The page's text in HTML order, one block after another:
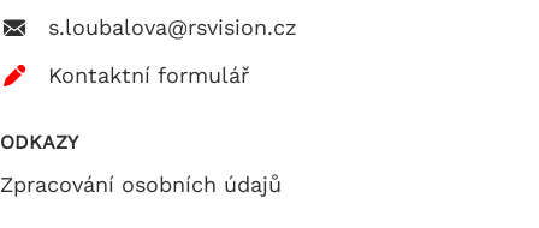
s.loubalova@rsvision.cz
Kontaktní formulář
ODKAZY
Zpracování osobních údajů